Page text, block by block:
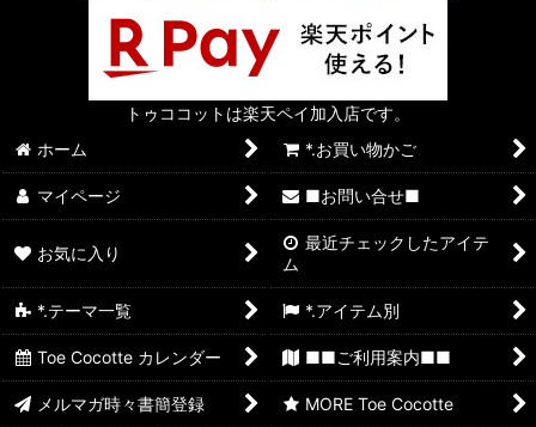
トゥココットは楽天ペイ加入店です。
ホーム
*.お買い物かご
マイページ ■お問い合せ■
お気に入り
最近チェックしたアイテ
ム
*.テーマ一覧 *.アイテム別
Toe Cocotte カレンダー ■■ご利用案内■■
メルマガ時々書簡登録 MORE Toe Cocotte